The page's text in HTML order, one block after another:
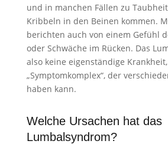
und in manchen Fällen zu
Kribbeln in den Beinen kommen.
berichten auch von einem Gefühl
oder Schwäche im Rücken. Das
also keine eigenständige
„Symptomkomplex“, der
haben kann.
Welche Ursachen hat das
Lumbalsyndrom?